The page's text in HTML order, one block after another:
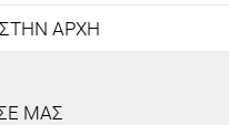
ΑΡΧΗ
ΜΑΣ